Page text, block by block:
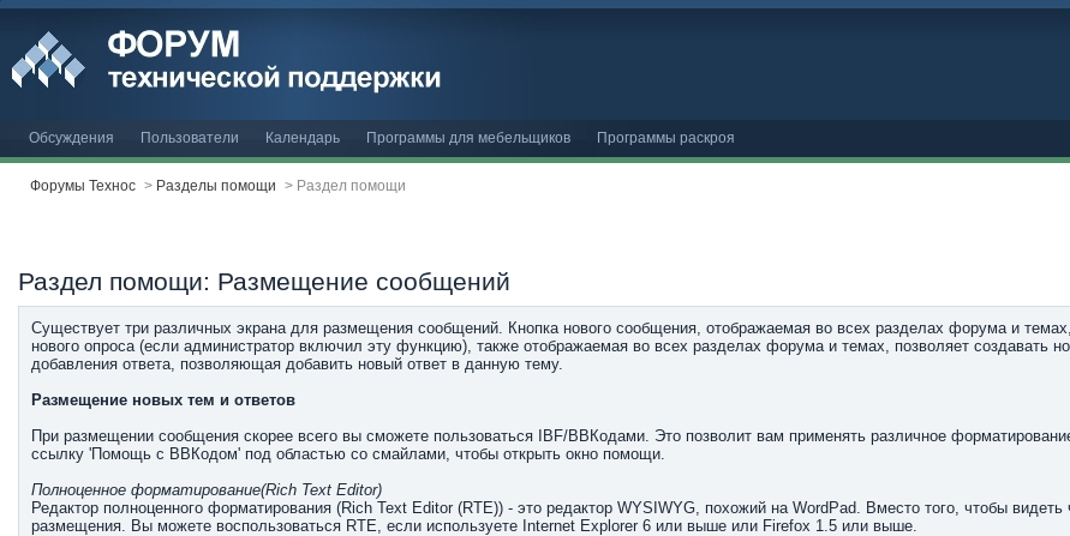
Обсуждения Пользователи Календарь Программы для мебельщиков Программы раскроя
Форумы Технос > Разделы помощи > Раздел помощи
Раздел помощи: Размещение сообщений
Существует три различных экрана для размещения сообщений. Кнопка нового сообщения, отображаемая во всех разделах форума и
нового опроса (если администратор включил эту функцию), также отображаемая во всех разделах форума и темах, позволяет создавать
добавления ответа, позволяющая добавить новый ответ в данную тему.
Размещение новых тем и ответов
При размещении сообщения скорее всего вы сможете пользоваться IBF/BBКодами. Это позволит вам применять различное
ссылку 'Помощь с BBКодом' под областью со смайлами, чтобы открыть окно помощи.
Полноценное форматирование(Rich Text Editor)
Редактор полноценного форматирования (Rich Text Editor (RTE)) - это редактор WYSIWYG, похожий на WordPad. Вместо того, чтобы
размещения. Вы можете воспользоваться RTE, если используете Internet Explorer 6 или выше или Firefox 1.5 или выше.